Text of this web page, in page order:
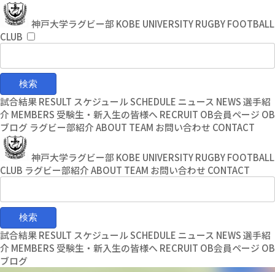
コ
ン
テ
ン
へ
キ
ッ
プ
ナ
ビ
ゲ
ー
ョ
に
移
動
神戸大学ラグビー部 KOBE UNIVERSITY RUGBY FOOTBALL
CLUB
試合結果RESULT スケジュールSCHEDULE ニュース NEWS選手紹
介 MEMBERS 受験生・新入生の皆様へ RECRUIT OB会員ページ OB
ブログ ラグビー部紹介ABOUT TEAM お問い合わせ CONTACT
神戸大学ラグビー部 KOBE UNIVERSITY RUGBY FOOTBALL
CLUB ラグビー部紹介ABOUT TEAM お問い合わせ CONTACT
試合結果RESULT スケジュールSCHEDULE ニュース NEWS選手紹
介 MEMBERS 受験生・新入生の皆様へ RECRUIT OB会員ページ OB
ブログ